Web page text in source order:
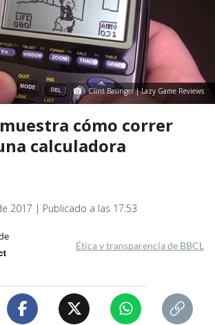
Clint Basinger | Lazy Game Reviews
cómo correr
calculadora
2017 | Publicado a las 17:53
Ética y transparencia de BBCL